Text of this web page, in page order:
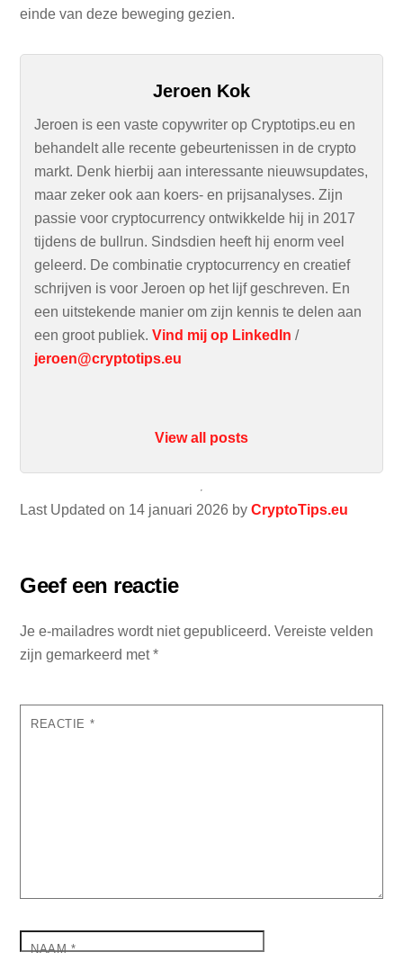
Last Updated on 14 januari 2026 byCryptoTips.eu
einde van deze beweging gezien.
Jeroen Kok
Jeroen is een vaste copywriter op Cryptotips.eu en
behandelt alle recente gebeurtenissen in de crypto
markt. Denk hierbij aan interessante nieuwsupdates,
maar zeker ook aan koers- en prijsanalyses. Zijn
passie voor cryptocurrency ontwikkelde hij in 2017
tijdens de bullrun. Sindsdien heeft hij enorm veel
geleerd. De combinatie cryptocurrency en creatief
schrijven is voor Jeroen op het lijf geschreven. En
een uitstekende manier om zijn kennis te delen aan
een groot publiek.Vind mij op LinkedIn /
jeroen@cryptotips.eu
View all posts
Geef een reactie
Je e-mailadres wordt niet gepubliceerd. Vereiste velden
zijn gemarkeerd met*
REACTIE *
NAAM*